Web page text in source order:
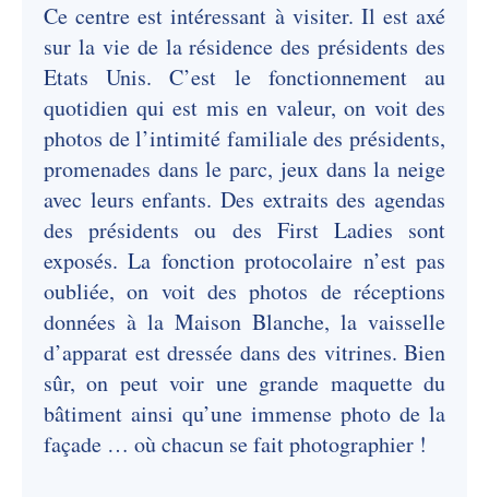
Ce centre est intéressant à visiter. Il est axé
sur la vie de la résidence des présidents des
Etats Unis. C’est le fonctionnement au
quotidien qui est mis en valeur, on voit des
photos de l’intimité familiale des présidents,
promenades dans le parc, jeux dans la neige
avec leurs enfants. Des extraits des agendas
des présidents ou des First Ladies sont
exposés. La fonction protocolaire n’est pas
oubliée, on voit des photos de réceptions
données à la Maison Blanche, la vaisselle
d’apparat est dressée dans des vitrines. Bien
sûr, on peut voir une grande maquette du
bâtiment ainsi qu’une immense photo de la
façade … où chacun se fait photographier !